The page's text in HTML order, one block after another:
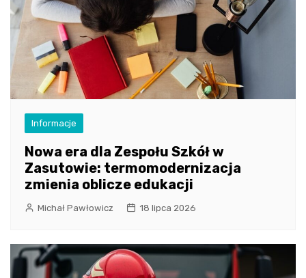
Informacje
Nowa era dla Zespołu Szkół w
Zasutowie: termomodernizacja
zmienia oblicze edukacji
Michał Pawłowicz 18 lipca 2026